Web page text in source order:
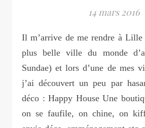
14 mars 2016
Il m’arrive de me rendre à Lille (THE CITY, La
plus belle ville du monde
Sundae) et lors d’une de mes
j’ai découvert un peu par
déco : Happy House Une
on se faufile, on chine, on